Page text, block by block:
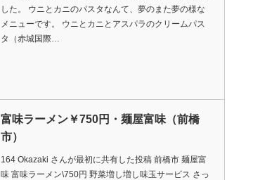
した。 ウニとカニのパスタなんて、夢のまた夢の様な
メニューです。 ウニとカニとアスパラのクリームパス
タ（赤城国際…
富味ラーメン￥750円・麺屋富味（前橋
市）
164 Okazaki さんが最初に共有した投稿 前橋市 麺屋富
味 富味ラーメン\750円 野菜増し増し味玉サービス さっ